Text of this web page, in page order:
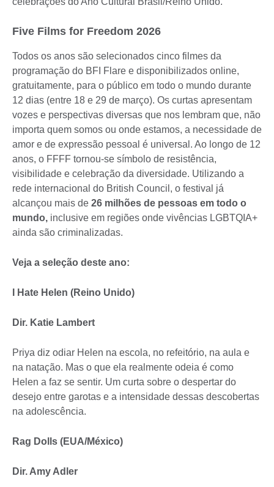
Five Films for Freedom 2026
Todos os anos são selecionados cinco filmes da
programação do BFI Flare e disponibilizados online,
gratuitamente, para o público em todo o mundo durante
12 dias (entre 18 e 29 de março). Os curtas apresentam
vozes e perspectivas diversas que nos lembram que, não
importa quem somos ou onde estamos, a necessidade de
amor e de expressão pessoal é universal. Ao longo de 12
anos, o FFFF tornou-se símbolo de resistência,
visibilidade e celebração da diversidade. Utilizando a
rede internacional do British Council, o festival já
alcançou mais de 26 milhões de pessoas em todo o
mundo, inclusive em regiões onde vivências LGBTQIA+
ainda são criminalizadas.
Veja a seleção deste ano:
I Hate Helen (Reino Unido)
Dir. Katie Lambert
Priya diz odiar Helen na escola, no refeitório, na aula e
na natação. Mas o que ela realmente odeia é como
Helen a faz se sentir. Um curta sobre o despertar do
desejo entre garotas e a intensidade dessas descobertas
na adolescência.
Rag Dolls (EUA/México)
Dir. Amy Adler